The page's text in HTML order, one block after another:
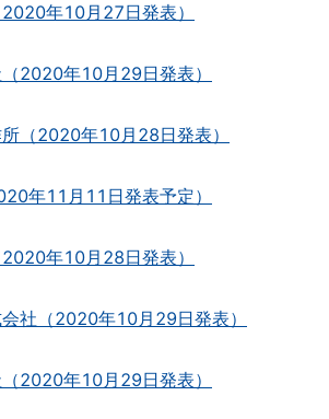
年10月27日発表）
2020年10月29日発表）
（2020年10月28日発表）
年11月11日発表予定）
年10月28日発表）
社（2020年10月29日発表）
2020年10月29日発表）